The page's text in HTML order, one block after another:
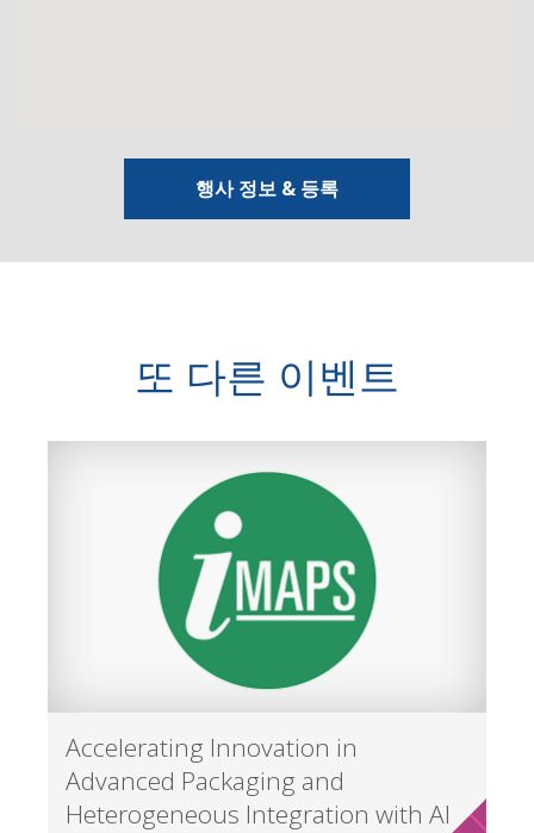
행사 정보 & 등록
또 다른 이벤트
Accelerating Innovation in
Advanced Packaging and
Heterogeneous Integration with AI